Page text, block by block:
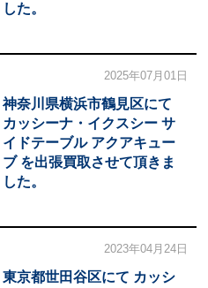
した。
2025年07月01日
神奈川県横浜市鶴見区にて
カッシーナ・イクスシー サ
イドテーブル アクアキュー
ブ を出張買取させて頂きま
した。
2023年04月24日
東京都世田谷区にて カッシ